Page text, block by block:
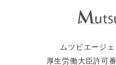
ムツビエージ
厚生労働大臣許可